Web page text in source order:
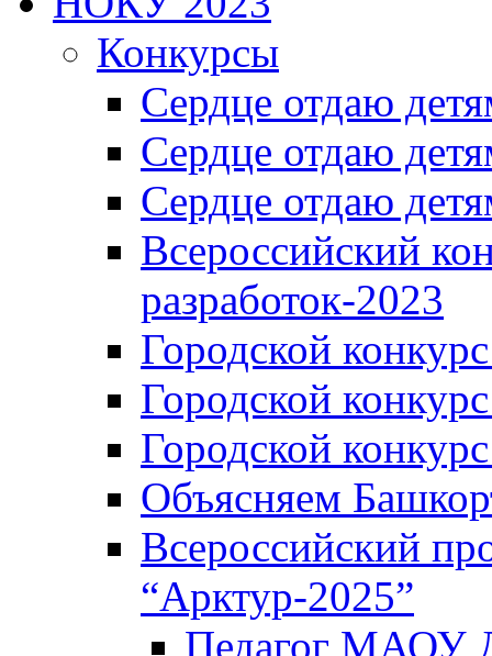
Конкурсы
Сердце отдаю
Сердце отдаю
Сердце отдаю
Всероссийский
разработок-2023
Городской
Городской
Городской
Объясняем
Всероссийский
“Арктур-2025”
Педагог МАОУ